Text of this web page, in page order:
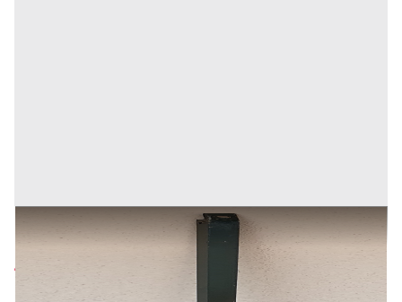
PALI DI FERRO COLOR VERDE PER VARI USI
Inserito il: 19/05/2025
4 €